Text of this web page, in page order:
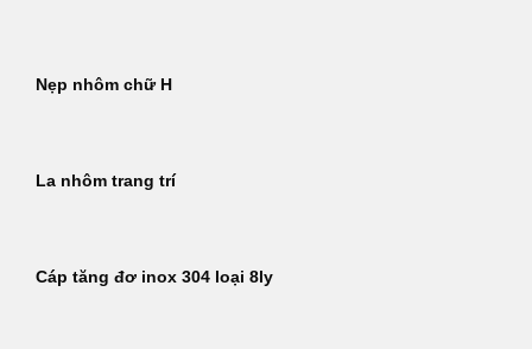
Nẹp nhôm chữ H
La nhôm trang trí
Cáp tăng đơ inox 304 loại 8ly